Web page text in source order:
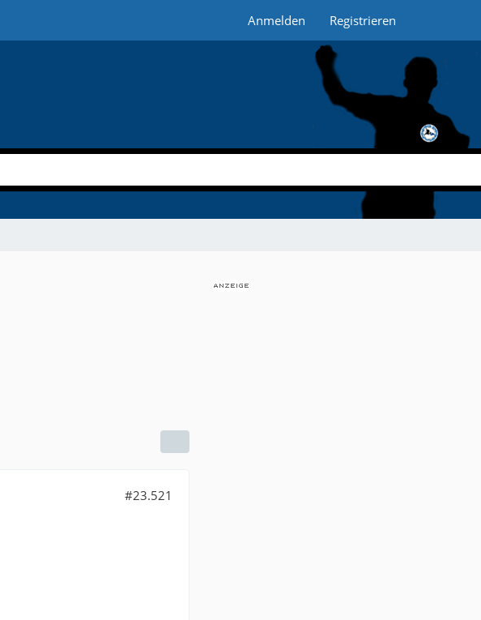
Anmelden Registrieren
#23.521